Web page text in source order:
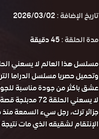
تاريخ الإضافة :2026/03/02
مدة الحلقة :45 دقيقة
لا يسعني الحلقة 72 مدبلجة قصة عشق.
جزائر ترك، رجل سيء السمعة
الإنتقام لشقيقه الذي مات نتيجة